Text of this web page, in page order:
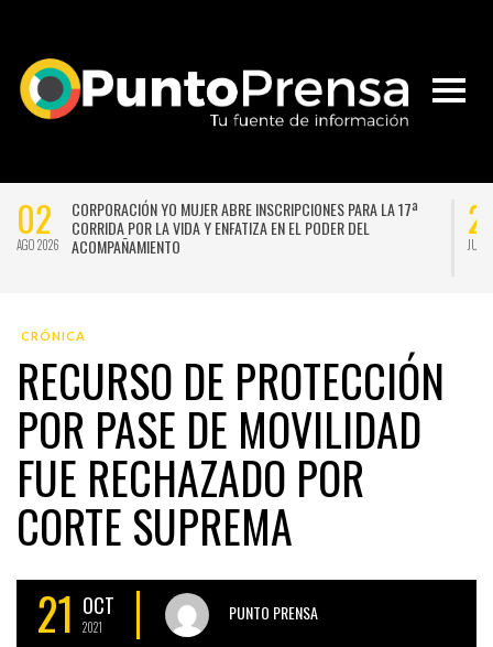
02
AGO 2026
CORPORACIÓN YO MUJER ABRE INSCRIPCIONES PARA LA 17ª
CORRIDA POR LA VIDA Y ENFATIZA EN EL PODER DEL
ACOMPAÑAMIENTO
JUL
CRÓNICA
RECURSO DE PROTECCIÓN
POR PASE DE MOVILIDAD
FUE RECHAZADO POR
CORTE SUPREMA
21 OCT
2021
PUNTO PRENSA